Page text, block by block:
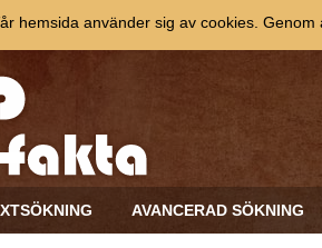
AVANCERAD SÖKNING
hemsida använder sig av cookies.